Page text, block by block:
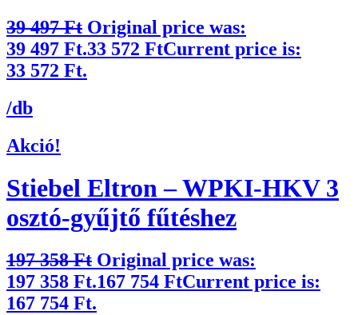
39 497Ft Original price was:
39 497 Ft.33 572 FtCurrent price is:
33 572 Ft.
/db
Akció!
Stiebel Eltron – WPKI-HKV 3
osztó-gyűjtő fűtéshez
197 358Ft Original price was:
197 358 Ft.167 754 FtCurrent price is:
167 754 Ft.